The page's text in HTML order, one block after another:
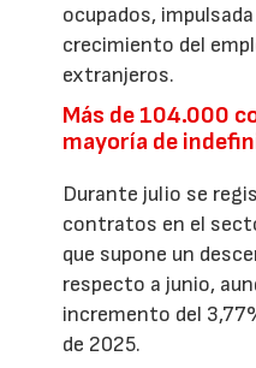
ocupados,
crecimiento del
extranjeros.
Más de 104.000
mayoría de
Durante julio se
contratos en el
que supone un
respecto a junio,
incremento del
de 2025.